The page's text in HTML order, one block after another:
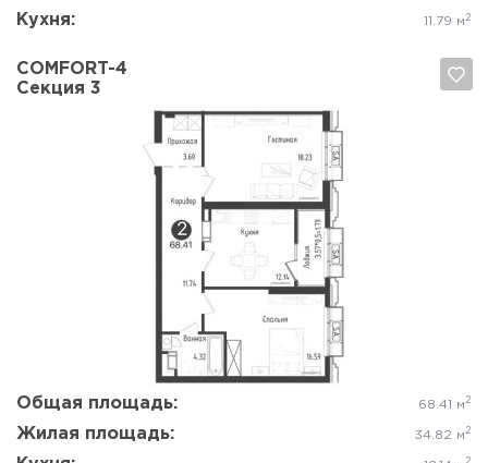
Кухня: 11.79 м 2
COMFORT-4
Секция 3
Общая площадь: 68.41 м 2
Жилая площадь: 34.82 м 2
2
Отмена